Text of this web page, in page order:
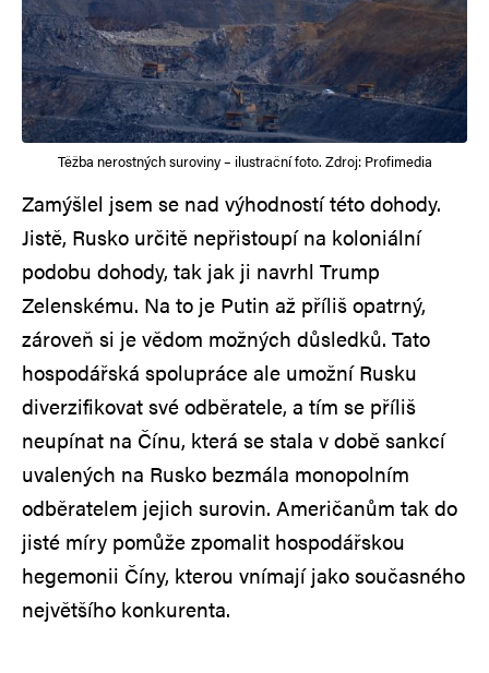
Těžba nerostných suroviny – ilustrační foto. Zdroj: Profimedia
Zamýšlel jsem se nad výhodností této dohody.
Jistě, Rusko určitě nepřistoupí na koloniální
podobu dohody, tak jak ji navrhl Trump
Zelenskému. Na to je Putin až příliš opatrný,
zároveň si je vědom možných důsledků. Tato
hospodářská spolupráce ale umožní Rusku
diverzifikovat své odběratele, a tím se příliš
neupínat na Čínu, která se stala v době sankcí
uvalených na Rusko bezmála monopolním
odběratelem jejich surovin. Američanům tak do
jisté míry pomůže zpomalit hospodářskou
hegemonii Číny, kterou vnímají jako současného
největšího konkurenta.